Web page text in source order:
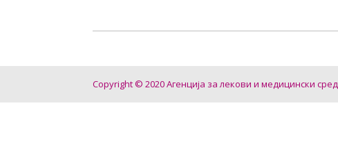
e
o
o
ittai ar
Copyright © 2020 Агенција за лекови и медицински